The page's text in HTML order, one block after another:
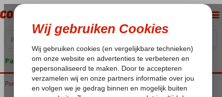
Pakketgarantie
Home
Portugal Madeira Santa Cruz Vila Gale Santa Cruz